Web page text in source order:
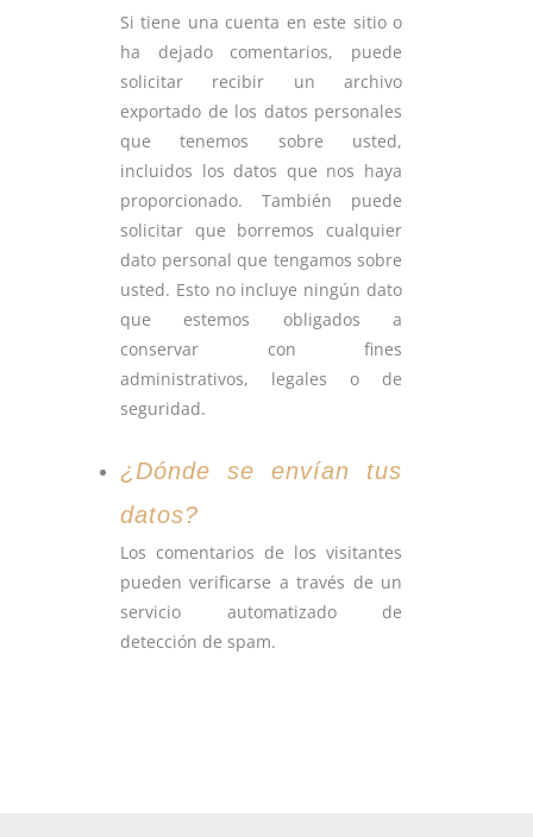
Si tiene una cuenta en este sitio o
ha dejado comentarios, puede
solicitar recibir un archivo
exportado de los datos personales
que tenemos sobre usted,
incluidos los datos que nos haya
proporcionado. También puede
solicitar que borremos cualquier
dato personal que tengamos sobre
usted. Esto no incluye ningún dato
que estemos obligados a
conservar con fines
administrativos, legales o de
seguridad.
¿Dónde se envían tus
datos?
Los comentarios de los visitantes
pueden verificarse a través de un
servicio automatizado de
detección de spam.